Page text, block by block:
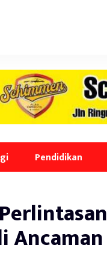
Pendidikan
Ancaman